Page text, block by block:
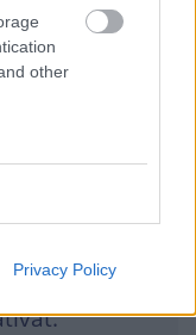
other
Privacy Policy
lefedő
a tényleges
tudják
IT-